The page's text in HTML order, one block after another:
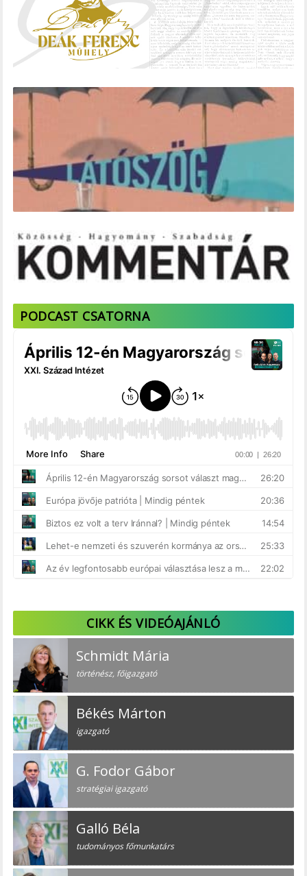
PODCAST CSATORNA
CIKK ÉS VIDEÓAJÁNLÓ
Schmidt Mária
történész, főigazgató
Békés Márton
igazgató
G. Fodor Gábor
stratégiai igazgató
Galló Béla
tudományos főmunkatárs